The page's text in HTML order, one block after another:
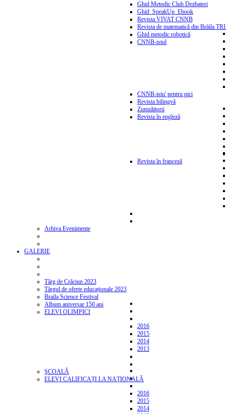
Ghid Metodic Club Dezbateri
Ghid_SpeakUp_Ebook
Revista VIVAT CNNB
Revista de matematică din Brăila
Ghid metodic robotică
CNNB-istul
CNNB-istu' pentru pici
Revista bilingvă
Zumzăitorii
Revista în engleză
Revista în franceză
Arhiva Evenimente
GALERIE
Târg de Crăciun 2023
Târgul de oferte educaționale 2023
Braila Science Festival
Album aniversar 150 ani
ELEVI OLIMPICI
2016
2015
2014
2013
ŞCOALĂ
ELEVI CALIFICAȚI LA NAȚIONALĂ
2016
2015
2014